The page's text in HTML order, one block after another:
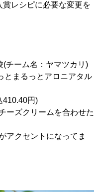
レシピに必要な変更を
チーム名：ヤマツカリ)
とまるっとアロニアタル
円)
ズクリームを合わせた
セントになってま